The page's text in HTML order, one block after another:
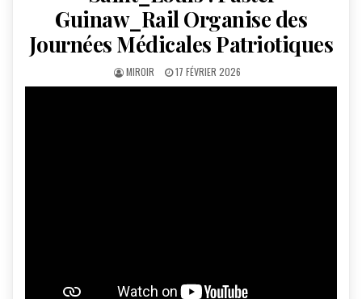
Guinaw_Rail Organise des
Journées Médicales Patriotiques
AUTHOR:
MIROIR
PUBLISHED
DATE:
17 FÉVRIER 2026